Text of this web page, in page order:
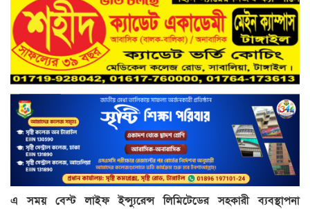
এ সময় বেস্ট লাইফ ইন্স্যুরেন্স লিমিটেডের সহকারী ব্যবস্থাপনা